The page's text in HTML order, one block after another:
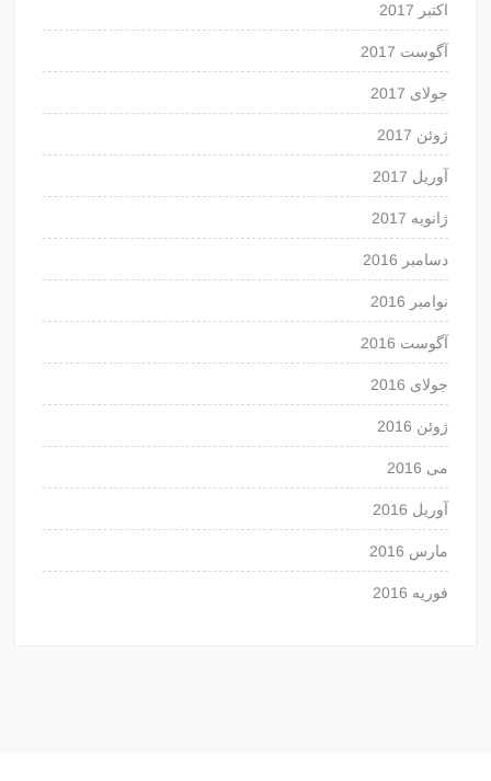
اکتبر 2017
آگوست 2017
جولای 2017
ژوئن 2017
آوریل 2017
ژانویه 2017
دسامبر 2016
نوامبر 2016
آگوست 2016
جولای 2016
ژوئن 2016
می 2016
آوریل 2016
مارس 2016
فوریه 2016